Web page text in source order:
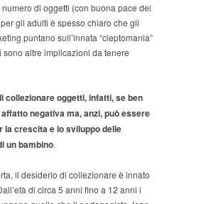
di oggetti (con buona pace dei
gli adulti è spesso chiaro che gli
puntano sull’innata “cleptomania”
sono altre implicazioni da tenere
collezionare oggetti, infatti, se ben
negativa ma, anzi, può essere
la crescita e lo sviluppo delle
un bambino.
il desiderio di collezionare è innato
di circa 5 anni fino a 12 anni i